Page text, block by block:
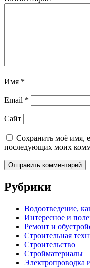
Имя *
Email *
Сайт
Сохранить моё имя,
последующих моих
Рубрики
Водоотведение,
Интересное и
Ремонт и
Строительная
Строительство
Стройматериалы
Электропроводка